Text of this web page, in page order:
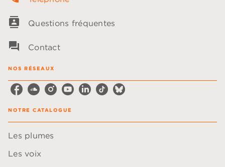
contacts Questions fréquentes
question_answer Contact
NOS RÉSEAUX
NOTRE CATALOGUE
Les plumes
Les voix